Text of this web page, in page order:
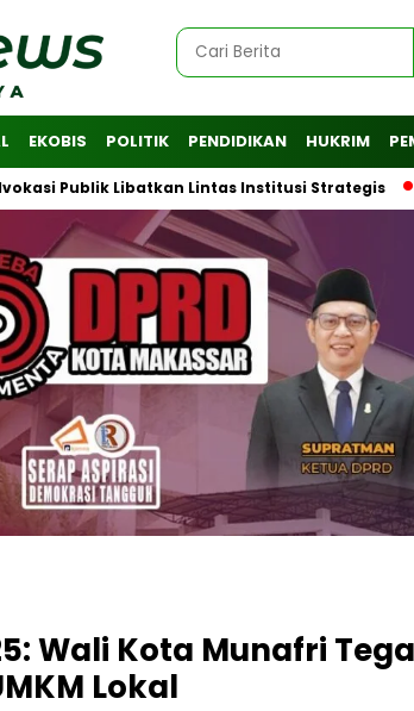
EKOBIS POLITIK PENDIDIKAN HUKRIM
Libatkan Lintas Institusi Strategis
Wali Kota Munafri
Lokal